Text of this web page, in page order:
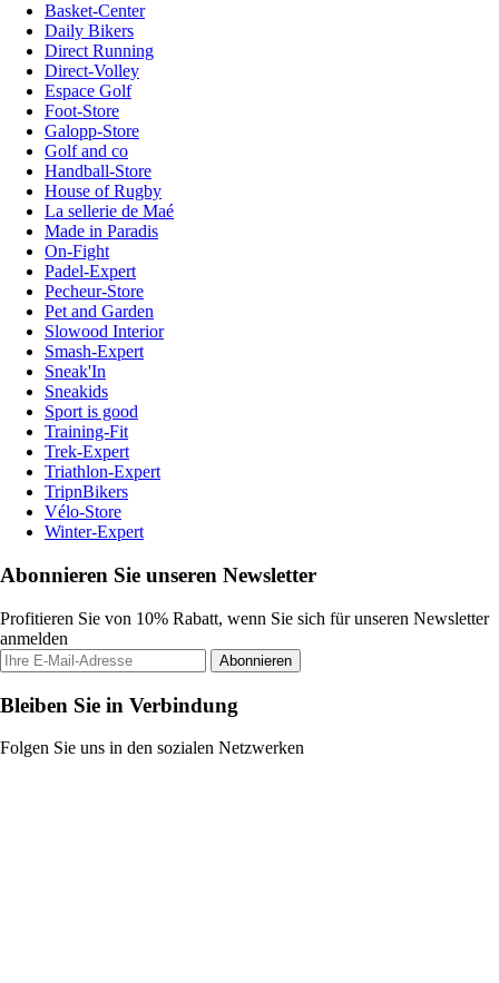
Basket-Center
Daily Bikers
Direct Running
Direct-Volley
Espace Golf
Foot-Store
Galopp-Store
Golf and co
Handball-Store
House of Rugby
La sellerie de Maé
Made in Paradis
On-Fight
Padel-Expert
Pecheur-Store
Pet and Garden
Slowood Interior
Smash-Expert
Sneak'In
Sneakids
Sport is good
Training-Fit
Trek-Expert
Triathlon-Expert
TripnBikers
Vélo-Store
Winter-Expert
Abonnieren Sie unseren Newsletter
Profitieren Sie von 10% Rabatt, wenn Sie sich für unseren Newsletter
anmelden
Abonnieren
Bleiben Sie in Verbindung
Folgen Sie uns in den sozialen Netzwerken